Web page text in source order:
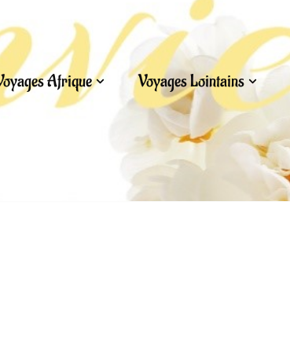
Afrique Voyages Lointains